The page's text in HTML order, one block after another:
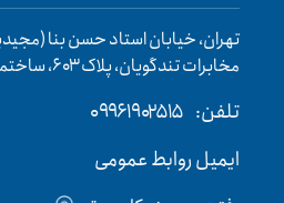
تهران، خیابان استاد حسن بنا
مخابرات تندگویان، پلاک ۶۰۳، ساختمان ندارایانه، طبقه همکف
تلفن:
۰۹۹۶۱۹۰۲۵۱۵
ایمیل روابط عمومی